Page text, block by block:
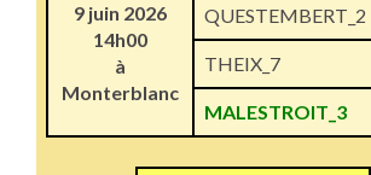
9 juin 2026
14h00
à
Monterblanc
QUESTEMBERT_2
THEIX_7
MALESTROIT_3